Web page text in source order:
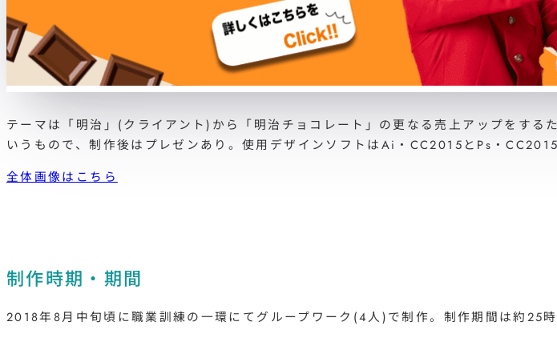
テーマは「明治」(クライアント)から「明治チョコレート」の更なる売上アップをす
いうもので、制作後はプレゼンあり。使用デザインソフトはAi・CC2015とPs・CC2015
全体画像はこちら
制作時期・期間
2018年8月中旬頃に職業訓練の一環にてグループワーク(4人)で制作。制作期間は約25